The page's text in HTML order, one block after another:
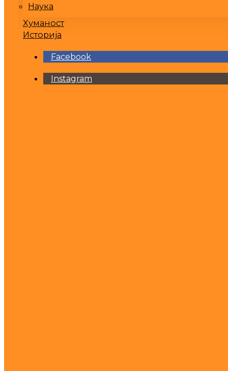
Наука
Хуманост
Историја
Facebook
Instagram